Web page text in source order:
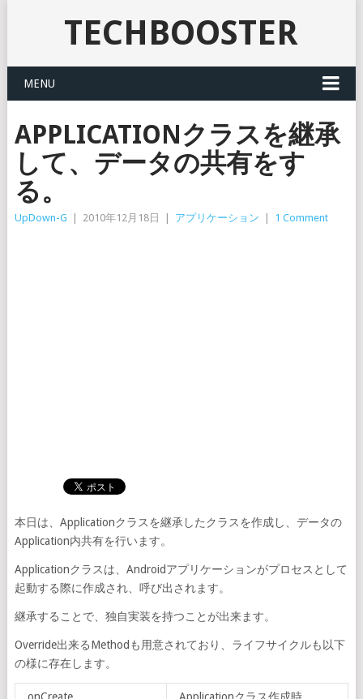
TECHBOOSTER
MENU
APPLICATIONクラスを継承
して、データの共有をす
る。
UpDown-G 2010年12月18日 アプリケーション 1 Comment
本日は、Applicationクラスを継承したクラスを作成し、データの
Application内共有を行います。
Applicationクラスは、Androidアプリケーションがプロセスとして
起動する際に作成され、呼び出されます。
継承することで、独自実装を持つことが出来ます。
Override出来るMethodも用意されており、ライフサイクルも以下
の様に存在します。